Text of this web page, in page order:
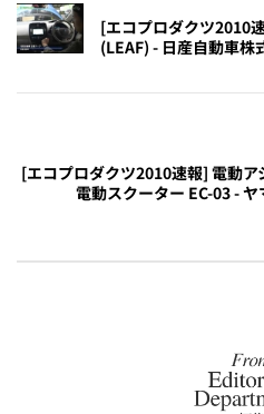
[エコプロダクツ2010
(LEAF) - 日産自動車株
[エコプロダクツ2010速報] 電動ア
電動スクーター EC-03 -